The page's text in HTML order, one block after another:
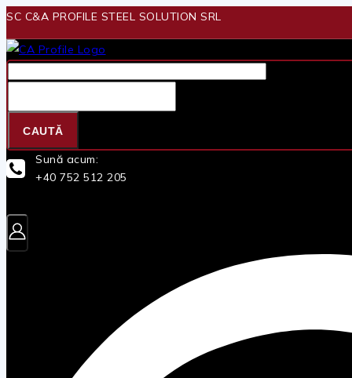
Skip
to
content
SC C&A PROFILE STEEL SOLUTION SRL
pentru:
CAUTĂ
Sună acum:
+40 752 512 205